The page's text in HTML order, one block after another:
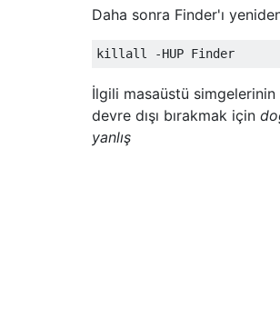
Daha sonra Finder'ı
İlgili masaüstü
devre dışı bırakmak için
yanlış